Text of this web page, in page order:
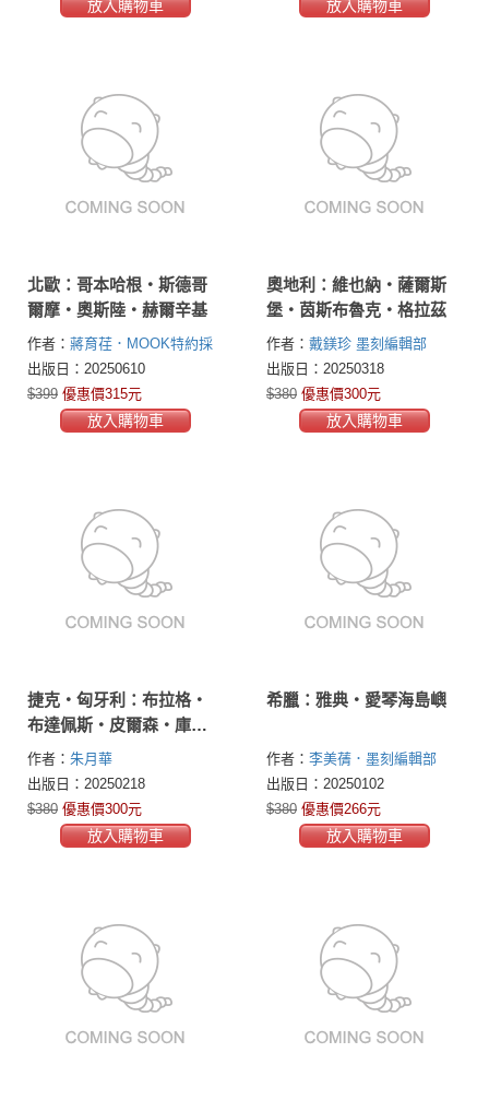
放入購物車 放入購物車
北歐：哥本哈根‧斯德哥
爾摩‧奧斯陸‧赫爾辛基
作者： 蔣育荏．MOOK特約採
訪編輯
出版日：20250610
$399 優惠價315元
放入購物車
奧地利：維也納‧薩爾斯
堡‧茵斯布魯克‧格拉茲
作者： 戴鎂珍 墨刻編輯部
出版日：20250318
$380 優惠價300元
放入購物車
捷克‧匈牙利：布拉格‧
布達佩斯‧皮爾森‧庫倫
洛夫‧森檀德
作者： 朱月華
出版日：20250218
$380 優惠價300元
放入購物車
希臘：雅典‧愛琴海島嶼
作者： 李美蒨．墨刻編輯部
出版日：20250102
$380 優惠價266元
放入購物車